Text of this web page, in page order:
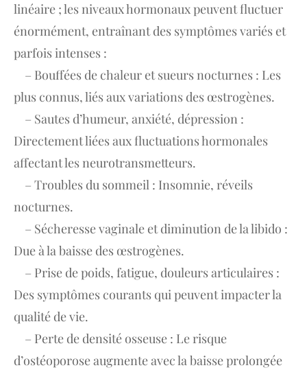
linéaire ; les niveaux hormonaux peuvent fluctuer
énormément, entraînant des symptômes variés et
parfois intenses :
– Bouffées de chaleur et sueurs nocturnes : Les
plus connus, liés aux variations des œstrogènes.
– Sautes d’humeur, anxiété, dépression :
Directement liées aux fluctuations hormonales
affectant les neurotransmetteurs.
– Troubles du sommeil : Insomnie, réveils
nocturnes.
– Sécheresse vaginale et diminution de la libido :
Due à la baisse des œstrogènes.
– Prise de poids, fatigue, douleurs articulaires :
Des symptômes courants qui peuvent impacter la
qualité de vie.
– Perte de densité osseuse : Le risque
d’ostéoporose augmente avec la baisse prolongée